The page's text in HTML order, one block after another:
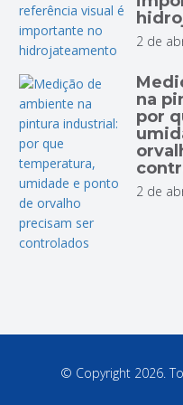
2 de
na
por
2 de
© Copyright 2026.